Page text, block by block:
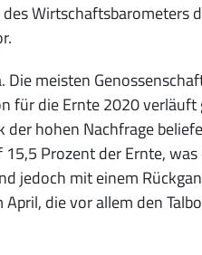
Wirtschaftsbarometers
meisten
für die Ernte 2020
hohen Nachfrage
Prozent der Ernte, was
jedoch mit einem
die vor allem den